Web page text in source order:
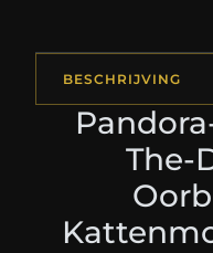
BESCHRIJVING
The-